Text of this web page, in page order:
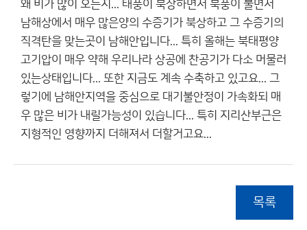
왜 비가 많이 오는지... 태풍이 북상하면서 북풍이 불면서
남해상에서 매우 많은양의 수증기가 북상하고 그 수증기의
직격탄을 맞는곳이 남해안입니다... 특히 올해는 북태평양
고기압이 매우 약해 우리나라 상공에 찬공기가 다소 머물러
있는상태입니다... 또한 지금도 계속 수축하고 있고요... 그
렇기에 남해안지역을 중심으로 대기불안정이 가속화되 매
우 많은 비가 내릴가능성이 있습니다... 특히 지리산부근은
지형적인 영향까지 더해져서 더할거고요...
목록